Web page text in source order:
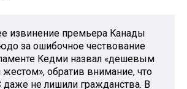
извинение премьера Канады
за ошибочное чествование
Кедми назвал «дешевым
обратив внимание, что
даже не лишили гражданства. В